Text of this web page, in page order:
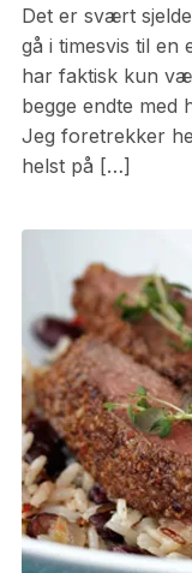
Det er svært
gå i timesvis til en
har faktisk kun
begge endte med
Jeg foretrekker
helst på […]